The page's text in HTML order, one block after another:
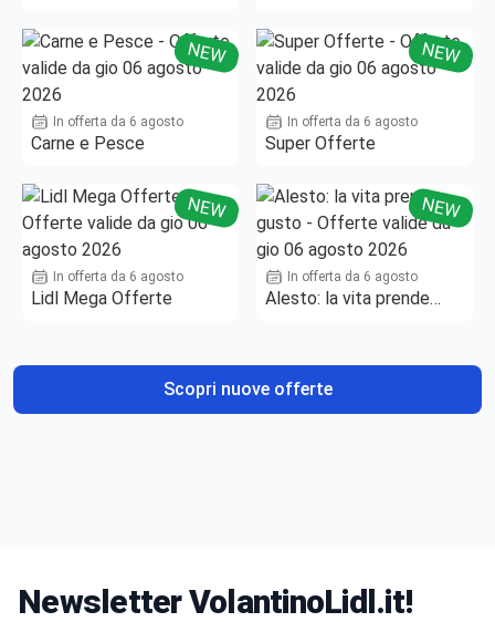
NEW
In offerta da 6 agosto
Carne e Pesce
NEW
In offerta da 6 agosto
Super Offerte
NEW
In offerta da 6 agosto
Lidl Mega Offerte
NEW
In offerta da 6 agosto
Alesto: la vita prende
Scopri nuove offerte
Newsletter VolantinoLidl.it!